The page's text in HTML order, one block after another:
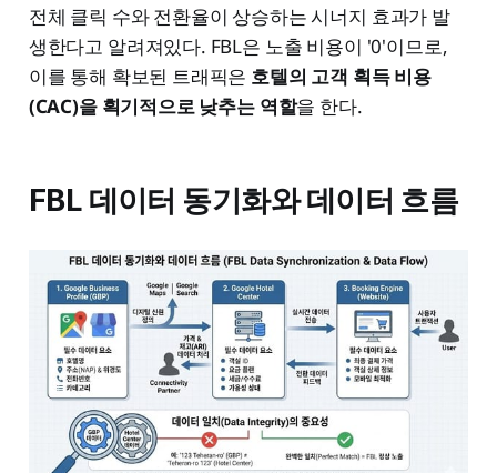
전체 클릭 수와 전환율이 상승하는 시너지 효과가 발
생한다고 알려져있다. FBL은 노출 비용이 '0'이므로,
이를 통해 확보된 트래픽은 호텔의 고객 획득 비용
(CAC)을 획기적으로 낮추는 역할을 한다.
FBL 데이터 동기화와 데이터 흐름